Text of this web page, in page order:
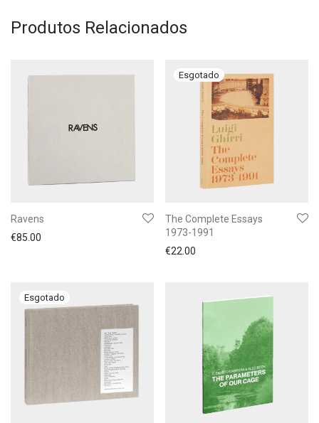
Produtos Relacionados
Ravens
€85.00
The Complete Essays
1973-1991
€22.00